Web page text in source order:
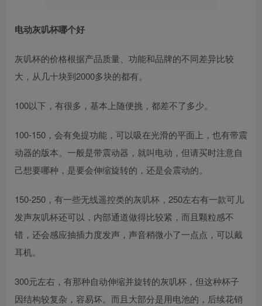
电动灰叽杯哪个好
灰叽杯的价格根据产品质量、功能和品牌的不同差异比较
大，从几十块到2000多块的都有。
100以下，有很多，基本上随便挑，都差不了多少。
100-150，会有免提功能，可以吸在光滑的平面上，也有带震
动器的版本。一般是带震动器，就叫电动，但请买时注意自
己想要哪种，是要会伸缩旋转的，还是会震动的。
150-250，有一些无线遥控类的灰叽杯，250左右有一款可儿
发声灰叽杯还可以，内部通道做得比较紧，而且颗粒感不
错，还会感应抽插力度发声，声音稍微小了一点点，可以戴
耳机。
300元左右，有那种自动伸缩并旋转的灰叽杯，但这种杯子
因结构较复杂，容易坏。而且大部分是用电池的，后续花销